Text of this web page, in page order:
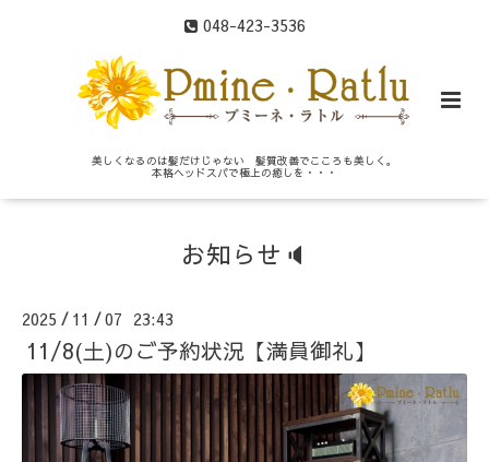
048-423-3536
美しくなるのは髪だけじゃない 髪質改善でこころも美しく。
本格ヘッドスパで極上の癒しを・・・
お知らせ🔈
2025 / 11 /07 23:43
11/8(土)のご予約状況【満員御礼】